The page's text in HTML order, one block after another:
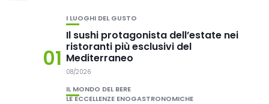
01
I LUOGHI DEL GUSTO
Il sushi protagonista dell’estate nei
ristoranti più esclusivi del
Mediterraneo
08/2026
IL MONDO DEL BERE
LE ECCELLENZE ENOGASTRONOMICHE